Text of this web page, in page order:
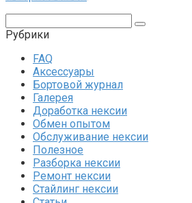
Рубрики
FAQ
Аксессуары
Бортовой журнал
Галерея
Доработка нексии
Обмен опытом
Обслуживание нексии
Полезное
Разборка нексии
Ремонт нексии
Стайлинг нексии